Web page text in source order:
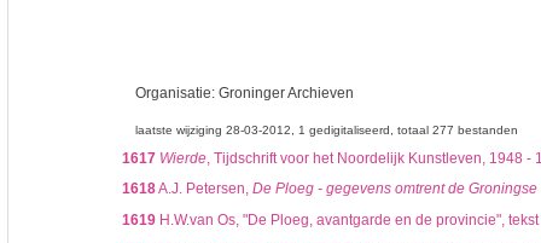
Organisatie: Groninger Archieven
laatste wijziging 28-03-2012 1 gedigitaliseerd totaal 277 bestanden
1617 Wierde, Tijdschrift voor het Noordelijk Kunstleven, 1948 -
1618A.J. Petersen, De Ploeg - gegevens omtrent de
1619H.W.van Os, "De Ploeg, avantgarde en de provincie",